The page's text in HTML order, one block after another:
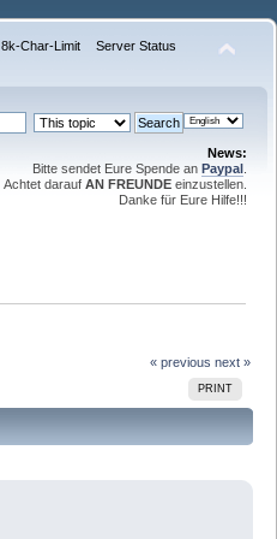
8k-Char-Limit Server Status
News:
Bitte sendet Eure Spende an Paypal
Achtet darauf AN FREUNDE einzustellen.
Danke für Eure Hilfe!!!
« previous next »
PRINT